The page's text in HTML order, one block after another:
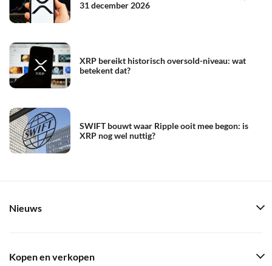
31 december 2026
XRP bereikt historisch oversold-niveau: wat
betekent dat?
SWIFT bouwt waar Ripple ooit mee begon: is
XRP nog wel nuttig?
Nieuws
Kopen en verkopen